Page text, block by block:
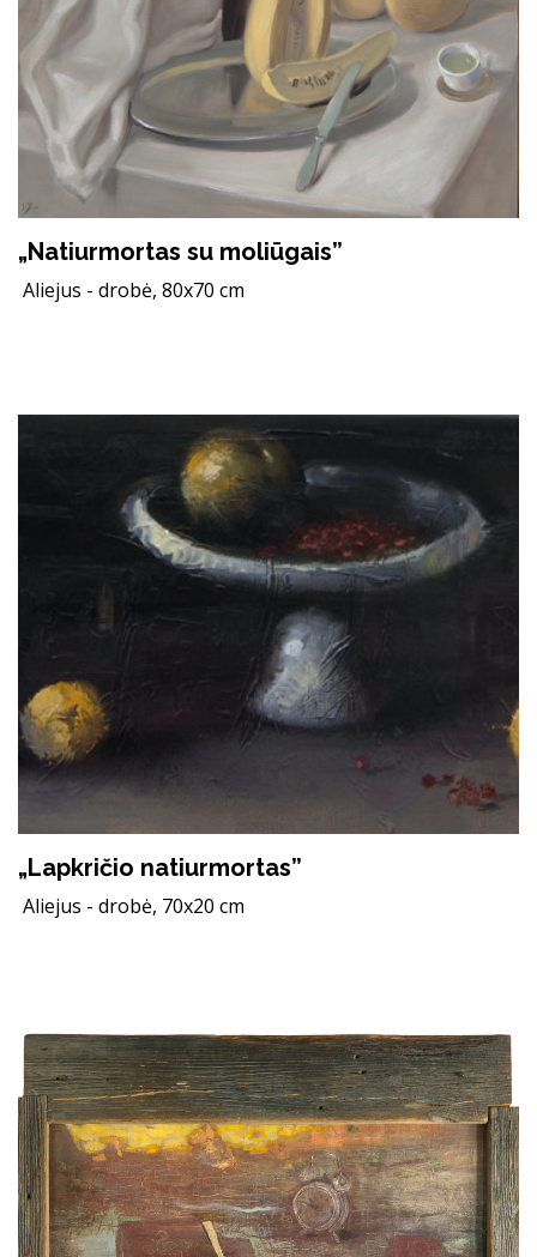
„Natiurmortas su moliūgais”
Aliejus - drobė, 80x70 cm
„Lapkričio natiurmortas”
Aliejus - drobė, 70x20 cm